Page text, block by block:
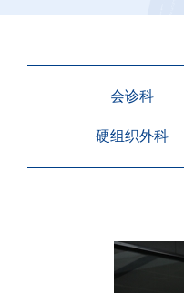
会诊科
硬组织外科